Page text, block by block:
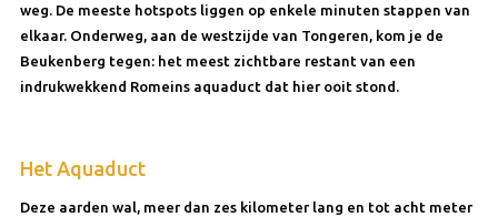
weg. De meeste hotspots liggen op enkele minuten stappen van
elkaar. Onderweg, aan de westzijde van Tongeren, kom je de
Beukenberg tegen: het meest zichtbare restant van een
indrukwekkend Romeins aquaduct dat hier ooit stond.
Het Aquaduct
Deze aarden wal, meer dan zes kilometer lang en tot acht meter